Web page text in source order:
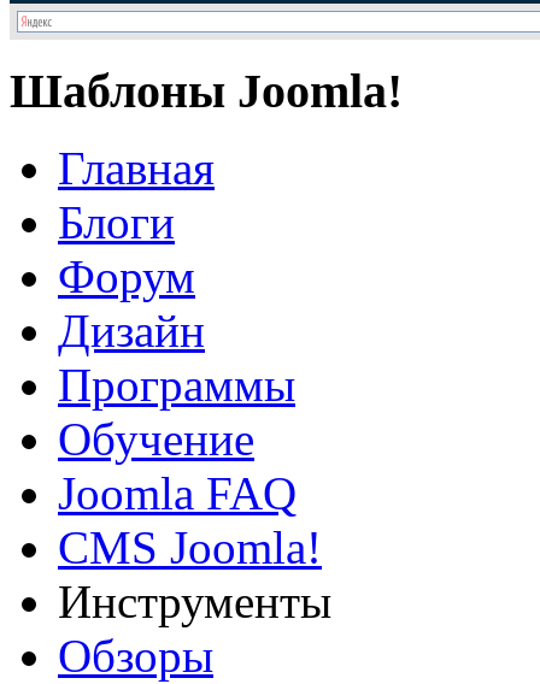
Шаблоны Joomla!
Главная
Блоги
Форум
Дизайн
Программы
Обучение
Joomla FAQ
CMS Joomla!
Инструменты
Обзоры